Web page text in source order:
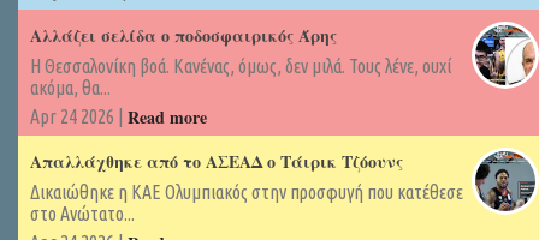
Αλλάζει σελίδα ο ποδοσφαιρικός Άρης
Η Θεσσαλονίκη βοά. Κανένας, όμως, δεν μιλά. Τους λένε, ουχί
ακόμα, θα...
Apr 24 2026 | Read more
Απαλλάχθηκε από το ΑΣΕΑΔ ο Τάιρικ Τζόουνς
Δικαιώθηκε η ΚΑΕ Ολυμπιακός στην προσφυγή που κατέθεσε
στο Ανώτατο...